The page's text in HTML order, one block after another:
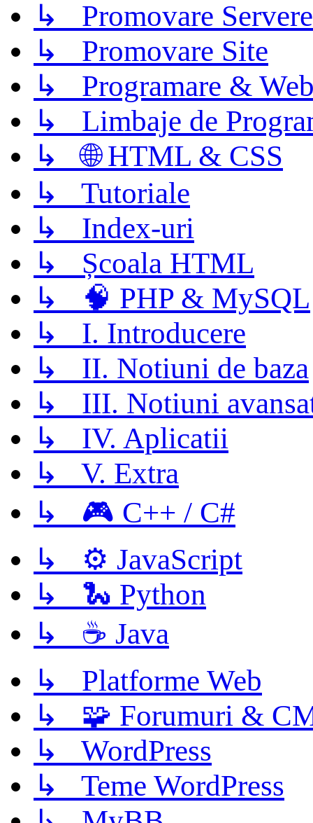
↳ Promovare Servere
↳ Promovare Site
↳ Programare &
↳ Limbaje de
↳ 🌐 HTML & CSS
↳ Tutoriale
↳ Index-uri
↳ Școala HTML
↳ 🧠 PHP & MySQL
↳ I. Introducere
↳ II. Notiuni de baza
↳ III. Notiuni
↳ IV. Aplicatii
↳ V. Extra
↳ 🎮 C++ / C#
↳ ⚙️ JavaScript
↳ 🐍 Python
↳ ☕ Java
↳ Platforme Web
↳ 🧩 Forumuri &
↳ WordPress
↳ Teme WordPress